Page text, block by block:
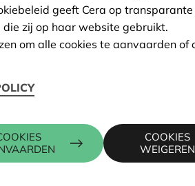
geeft Cera op
die zij op haar website gebruikt.
om alle cookies te aanvaarden
COOKIES
WEIGEREN